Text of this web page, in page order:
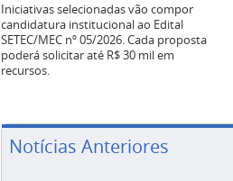
Iniciativas selecionadas vão compor
candidatura institucional ao Edital
SETEC/MEC nº 05/2026. Cada proposta
poderá solicitar até R$ 30 mil em
recursos.
Notícias Anteriores